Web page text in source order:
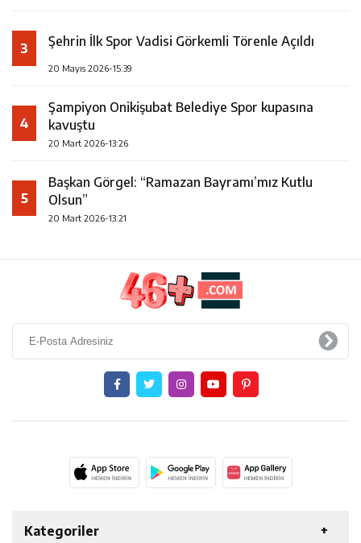
3 Şehrin İlk Spor Vadisi Görkemli Törenle Açıldı
20 Mayıs 2026-15:39
4
Şampiyon Onikişubat Belediye Spor kupasına
kavuştu
20 Mart 2026-13:26
5
Başkan Görgel: “Ramazan Bayramı’mız Kutlu
Olsun”
20 Mart 2026-13:21
Kategoriler